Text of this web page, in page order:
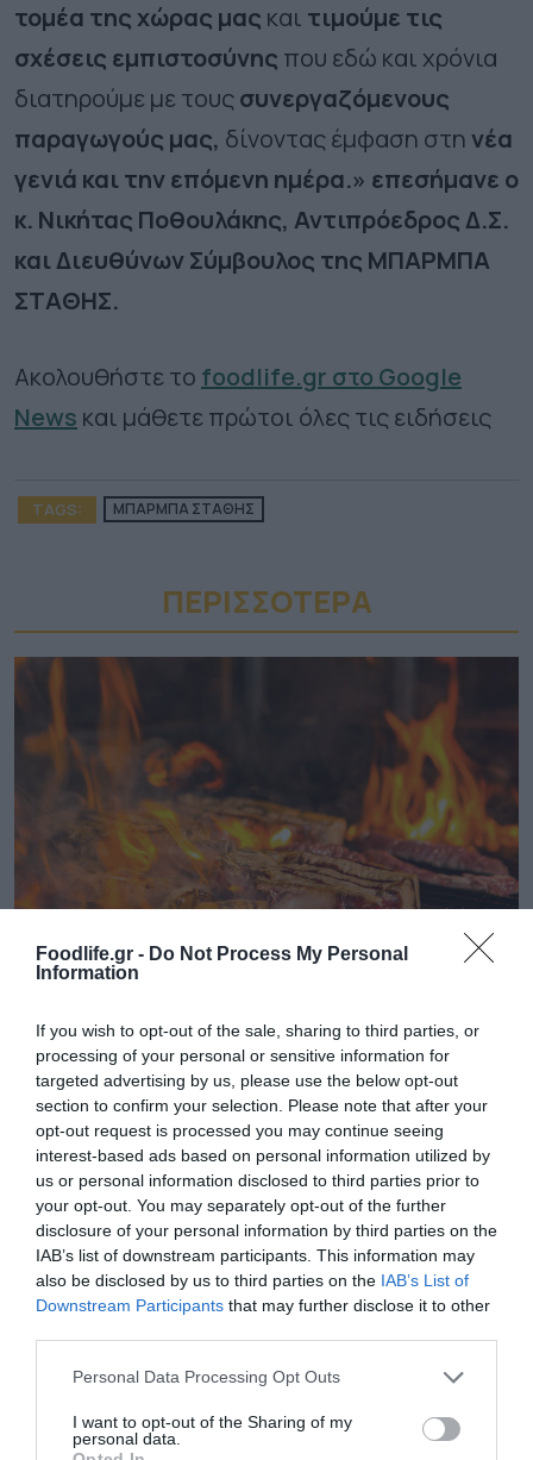
Foodlife.gr - Do Not Process My Personal
Information
If you wish to opt-out of the sale, sharing to third parties, or
processing of your personal or sensitive information for
targeted advertising by us, please use the below opt-out
section to confirm your selection. Please note that after your
opt-out request is processed you may continue seeing
interest-based ads based on personal information utilized by
us or personal information disclosed to third parties prior to
your opt-out. You may separately opt-out of the further
disclosure of your personal information by third parties on the
IAB’s list of downstream participants. This information may
also be disclosed by us to third parties on the IAB’s List of
Downstream Participants that may further disclose it to other
Please note that this website/app uses one or more Google
not limited to your visit or usage behaviour. You may click to
grant or deny consent to Google and its third-party tags to
Personal Data Processing Opt Outs
I want to opt-out of the Sharing of my
personal data.
τομέα της χώρας μας και τιμούμε τις
σχέσεις εμπιστοσύνης που εδώ και χρόνια
διατηρούμε με τουςσυνεργαζόμενους
παραγωγούς μας, δίνοντας έμφαση στηνέα
γενιά και την επόμενη ημέρα.» επεσήμανε ο
κ. Νικήτας Ποθουλάκης, Αντιπρόεδρος Δ.Σ.
και Διευθύνων Σύμβουλος της ΜΠΑΡΜΠΑ
ΣΤΑΘΗΣ.
Ακολουθήστε το foodlife.gr στο Google
News και μάθετε πρώτοι όλες τις ειδήσεις
TAGS: ΜΠΑΡΜΠΑ ΣΤΑΘΗΣ
ΠΕΡΙΣΣΟΤΕΡA
07.08.2026
3,4% – «Καίνε» οι τιμές στα κρέατα
07.08.2026
Κάρτα Αγρότη: Τι αλλάζει από τις 28
Αυγούστου – Πώς θα ενεργοποιείται